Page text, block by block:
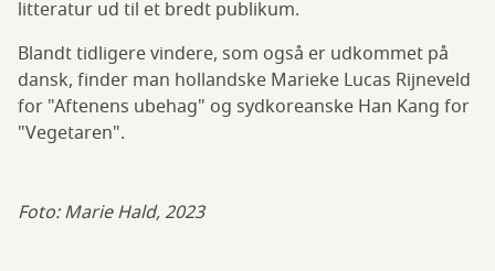
litteratur ud til et bredt publikum.
Blandt tidligere vindere, som også er udkommet på
dansk, finder man hollandske Marieke Lucas Rijneveld
for "Aftenens ubehag" og sydkoreanske Han Kang for
"Vegetaren".
Foto: Marie Hald, 2023